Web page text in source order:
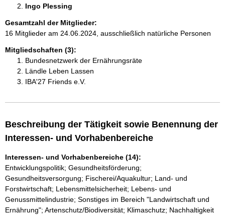
Ingo Plessing
Gesamtzahl der Mitglieder:
16 Mitglieder am 24.06.2024, ausschließlich natürliche Personen
Mitgliedschaften (3):
Bundesnetzwerk der Ernährungsräte
Ländle Leben Lassen
IBA'27 Friends e.V.
Beschreibung der Tätigkeit sowie Benennung der
Interessen- und Vorhabenbereiche
Interessen- und Vorhabenbereiche (14):
Entwicklungspolitik; Gesundheitsförderung;
Gesundheitsversorgung; Fischerei/Aquakultur; Land- und
Forstwirtschaft; Lebensmittelsicherheit; Lebens- und
Genussmittelindustrie; Sonstiges im Bereich "Landwirtschaft und
Ernährung"; Artenschutz/Biodiversität; Klimaschutz; Nachhaltigkeit